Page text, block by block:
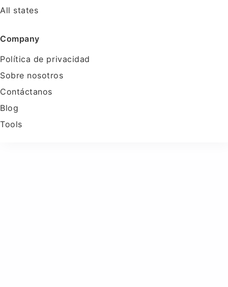
All states
Company
Política de privacidad
Sobre nosotros
Contáctanos
Blog
Tools